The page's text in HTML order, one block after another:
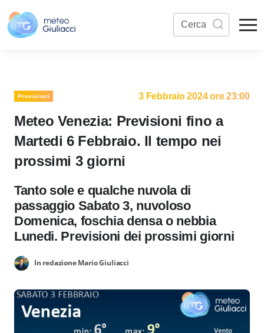
Previsioni 3 Febbraio 2024 ore 23:00
Meteo Venezia: Previsioni fino a
Martedi 6 Febbraio. Il tempo nei
prossimi 3 giorni
Tanto sole e qualche nuvola di
passaggio Sabato 3, nuvoloso
Domenica, foschia densa o nebbia
Lunedi. Previsioni dei prossimi giorni
In redazione Mario Giuliacci